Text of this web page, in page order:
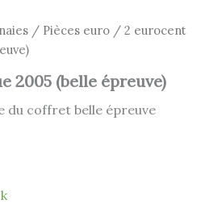
/ Pièces euro / 2 eurocent
2005 (belle épreuve)
du coffret belle épreuve